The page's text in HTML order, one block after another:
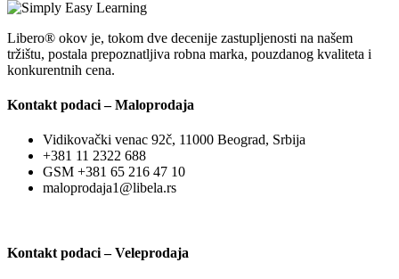
Libero® okov je, tokom dve decenije zastupljenosti na našem
tržištu, postala prepoznatljiva robna marka, pouzdanog kvaliteta i
konkurentnih cena.
Kontakt podaci – Maloprodaja
Vidikovački venac 92č, 11000 Beograd, Srbija
+381 11 2322 688
GSM +381 65 216 47 10
maloprodaja1@libela.rs
Kontakt podaci – Veleprodaja